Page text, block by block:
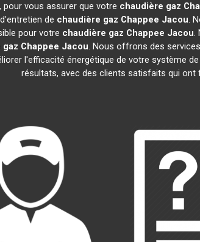
pour vous assurer que votre chaudière gaz
de chaudière gaz Chappee Jacou.
pour votre chaudière gaz Chappee Jacou.
Chappee Jacou. Nous offrons des
l'efficacité énergétique de votre système
résultats, avec des clients satisfaits qui ont